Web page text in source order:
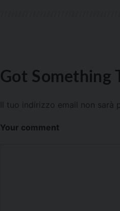
Got Something
Il tuo indirizzo email non sarà
Your comment